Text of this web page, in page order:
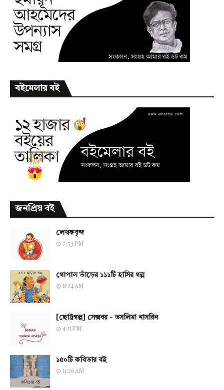
বইমেলার বই
জনপ্রিয় বই
লেখকবৃন্দ
7:53 PM
গোপাল ভাঁড়ের ১১১টি হাসির গল্প
8:24 AM
[ছোট্টগল্প] সেক্সবয় - তসলিমা নাসরিন
4:11 PM
১৫০টি কবিতার বই
11:26 AM